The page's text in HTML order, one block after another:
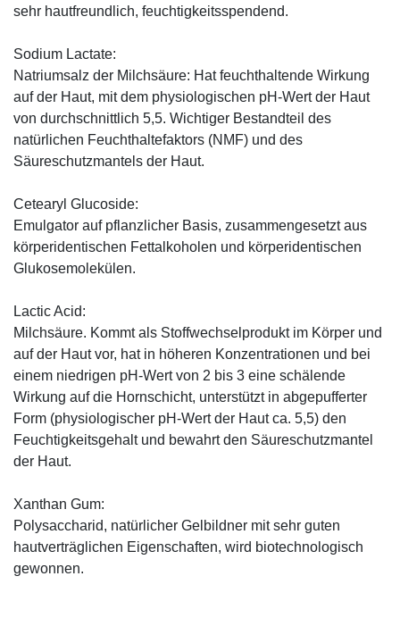
sehr hautfreundlich, feuchtigkeitsspendend.
Sodium Lactate:
Natriumsalz der Milchsäure: Hat feuchthaltende Wirkung
auf der Haut, mit dem physiologischen pH-Wert der Haut
von durchschnittlich 5,5. Wichtiger Bestandteil des
natürlichen Feuchthaltefaktors (NMF) und des
Säureschutzmantels der Haut.
Cetearyl Glucoside:
Emulgator auf pflanzlicher Basis, zusammengesetzt aus
körperidentischen Fettalkoholen und körperidentischen
Glukosemolekülen.
Lactic Acid:
Milchsäure. Kommt als Stoffwechselprodukt im Körper und
auf der Haut vor, hat in höheren Konzentrationen und bei
einem niedrigen pH-Wert von 2 bis 3 eine schälende
Wirkung auf die Hornschicht, unterstützt in abgepufferter
Form (physiologischer pH-Wert der Haut ca. 5,5) den
Feuchtigkeitsgehalt und bewahrt den Säureschutzmantel
der Haut.
Xanthan Gum:
Polysaccharid, natürlicher Gelbildner mit sehr guten
hautverträglichen Eigenschaften, wird biotechnologisch
gewonnen.